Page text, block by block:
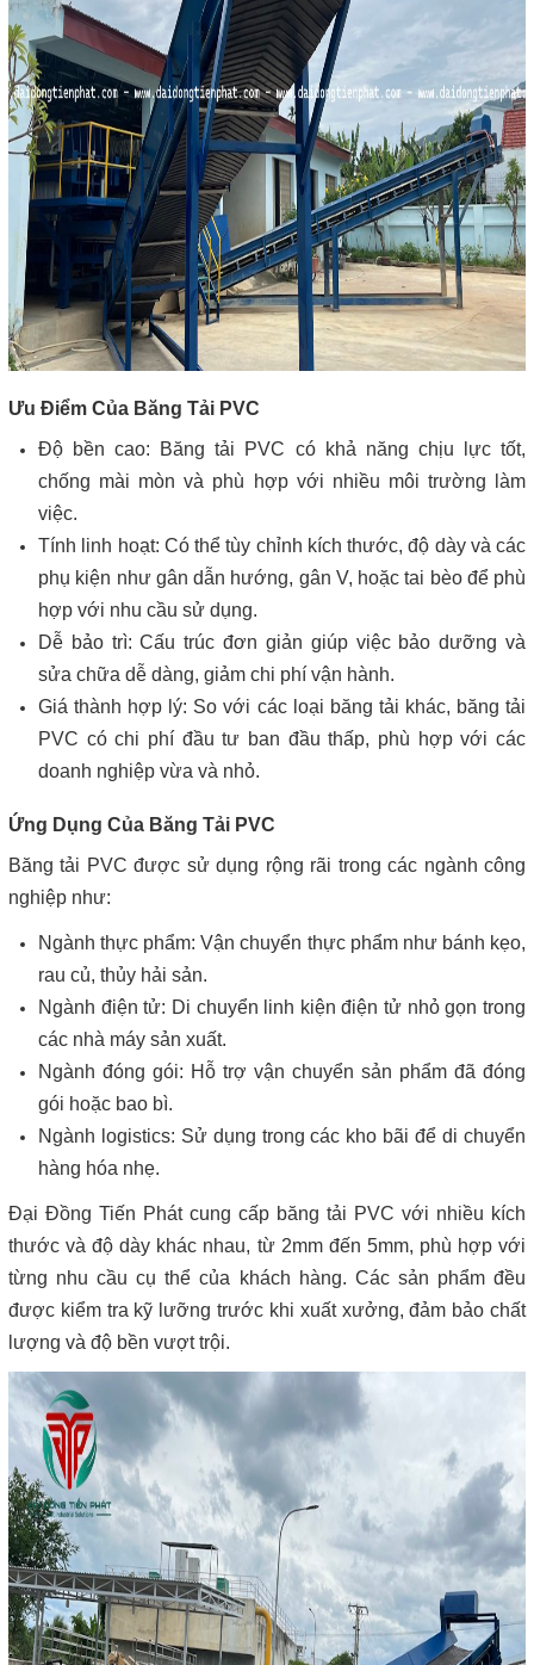
Ưu Điểm Của Băng Tải PVC
Độ bền cao: Băng tải PVC có khả năng chịu lực tốt,
chống mài mòn và phù hợp với nhiều môi trường làm
việc.
Tính linh hoạt: Có thể tùy chỉnh kích thước, độ dày và các
phụ kiện như gân dẫn hướng, gân V, hoặc tai bèo để phù
hợp với nhu cầu sử dụng.
Dễ bảo trì: Cấu trúc đơn giản giúp việc bảo dưỡng và
sửa chữa dễ dàng, giảm chi phí vận hành.
Giá thành hợp lý: So với các loại băng tải khác, băng tải
PVC có chi phí đầu tư ban đầu thấp, phù hợp với các
doanh nghiệp vừa và nhỏ.
Ứng Dụng Của Băng Tải PVC
Băng tải PVC được sử dụng rộng rãi trong các ngành công
nghiệp như:
Ngành thực phẩm: Vận chuyển thực phẩm như bánh kẹo,
rau củ, thủy hải sản.
Ngành điện tử: Di chuyển linh kiện điện tử nhỏ gọn trong
các nhà máy sản xuất.
Ngành đóng gói: Hỗ trợ vận chuyển sản phẩm đã đóng
gói hoặc bao bì.
Ngành logistics: Sử dụng trong các kho bãi để di chuyển
hàng hóa nhẹ.
Đại Đồng Tiến Phát cung cấp băng tải PVC với nhiều kích
thước và độ dày khác nhau, từ 2mm đến 5mm, phù hợp với
từng nhu cầu cụ thể của khách hàng. Các sản phẩm đều
được kiểm tra kỹ lưỡng trước khi xuất xưởng, đảm bảo chất
lượng và độ bền vượt trội.